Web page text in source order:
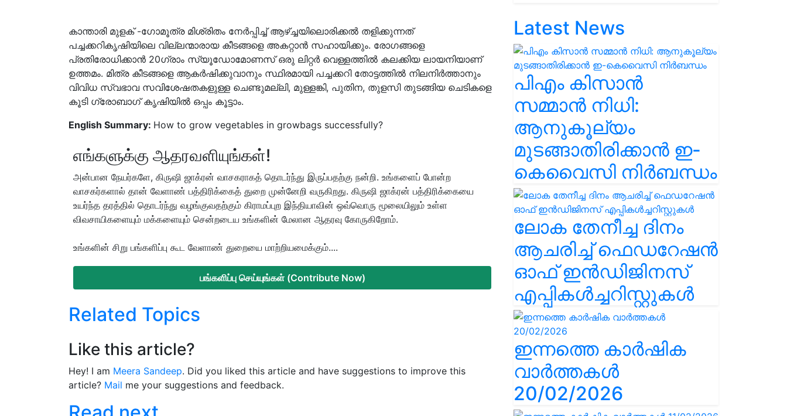
കാന്താരി മുളക് -ഗോമൂത്ര മിശ്രിതം നേര്‍പ്പിച്ച് ആഴ്ച്ചയിലൊരിക്കല്‍ തളിക്കുന്നത്
പച്ചക്കറികൃഷിയിലെ വില്ലന്മാരായ കീടങ്ങളെ അകറ്റാന്‍ സഹായിക്കും. രോഗങ്ങളെ
പ്രതിരോധിക്കാന്‍ 20ഗ്രാം സ്യൂഡോമോണസ് ഒരു ലിറ്റര്‍ വെള്ളത്തില്‍ കലക്കിയ ലായനിയാണ്
ഉത്തമം. മിത്ര കീടങ്ങളെ ആകര്‍ഷിക്കുവാനും സ്ഥിരമായി പച്ചക്കറി തോട്ടത്തില്‍ നിലനിര്‍ത്താനും
വിവിധ സ്വഭാവ സവിശേഷതകളുള്ള ചെണ്ടുമല്ലി, മുള്ളങ്കി, പുതിന, തുളസി തുടങ്ങിയ ചെടികളെ
കൂടി ഗ്രോബാഗ് കൃഷിയില്‍ ഒപ്പം കൂട്ടാം.
English Summary: How to grow vegetables in growbags successfully?
எங்களுக்கு ஆதரவளியுங்கள்!
அன்பான நேயர்களே, கிருஷி ஜாக்ரன் வாசகராகத் தொடர்ந்து இருப்பதற்கு நன்றி. உங்களைப் போன்ற
வாசகர்களால் தான் வேளாண் பத்திரிக்கைத் துறை முன்னேறி வருகிறது. கிருஷி ஜாக்ரன் பத்திரிக்கையை
உயர்ந்த தரத்தில் தொடர்ந்து வழங்குவதற்கும் கிராமப்புற இந்தியாவின் ஒவ்வொரு மூலையிலும் உள்ள
விவசாயிகளையும் மக்களையும் சென்றடைய உங்களின் மேலான ஆதரவு கோருகிறோம்.
உங்களின் சிறு பங்களிப்பு கூட வேளாண் துறையை மாற்றியமைக்கும்....
பங்களிப்பு செய்யுங்கள் (Contribute Now)
Related Topics
Like this article?
Hey! I am Meera Sandeep. Did you liked this article and have suggestions to improve this
article? Mail me your suggestions and feedback.
Latest News
പിഎം കിസാൻ
സമ്മാൻ നിധി:
ആനുകൂല്യം
മുടങ്ങാതിരിക്കാൻ ഇ-
കെവൈസി നിർബന്ധം
ലോക തേനീച്ച ദിനം
ആചരിച്ച് ഫെഡറേഷൻ
ഓഫ് ഇൻഡിജിനസ്
എപ്പികൾച്ചറിസ്റ്റുകൾ
ഇന്നത്തെ കാർഷിക
വാർത്തകൾ
20/02/2026